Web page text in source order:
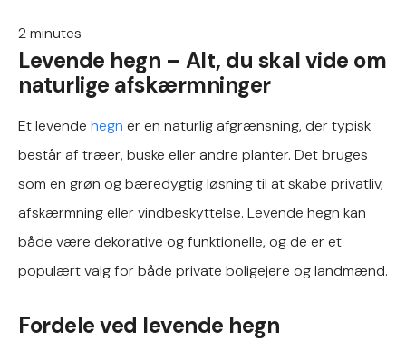
2minutes
Levende hegn – Alt, du skal vide om
naturlige afskærmninger
Et levende hegn er en naturlig afgrænsning, der typisk
består af træer, buske eller andre planter. Det bruges
som en grøn og bæredygtig løsning til at skabe privatliv,
afskærmning eller vindbeskyttelse. Levende hegn kan
både være dekorative og funktionelle, og de er et
populært valg for både private boligejere og landmænd.
Fordele ved levende hegn